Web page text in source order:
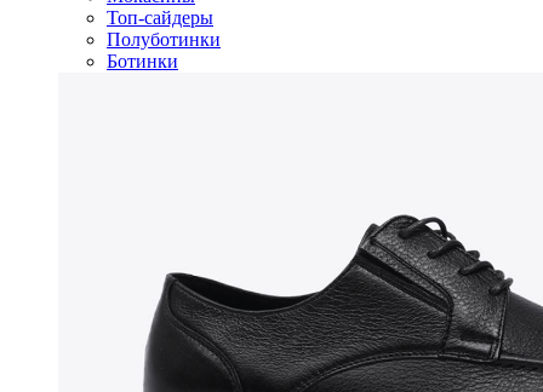
Топ-сайдеры
Полуботинки
Ботинки